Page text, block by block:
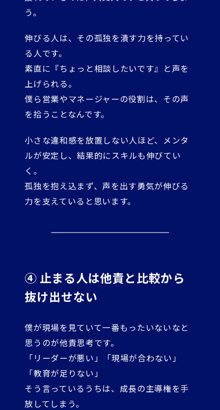
う。
伸びる人は、その孤独を潰す力を持ってい
る人です。
素直に『ちょっと相談したいです』と声を
上げられる。
僕ら営業やマネージャーの役割は、その声
を拾うことなんです。
小さな違和感を放置しない人ほど、メンタ
ルが安定し、結果的にスキルも伸びてい
く。
孤独を抱え込まず、声を出す勇気が伸びる
力を支えていると思います。
④ 止まる人は他責と比較から
抜け出せない
僕が現場を見ていて一番もったいないなと
思うのが他責思考です。
「リーダーが悪い」「現場が合わない」
「教育が足りない」
そう言っているうちは、成長の主導権を手
放してしまう。